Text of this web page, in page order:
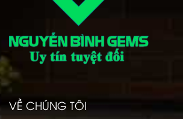
VỀ CHÚNG TÔI